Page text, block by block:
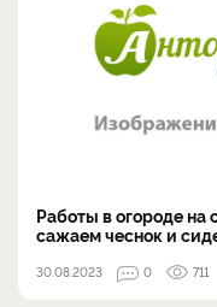
Работы в огороде на
сажаем чеснок и
30.08.2023 0 711